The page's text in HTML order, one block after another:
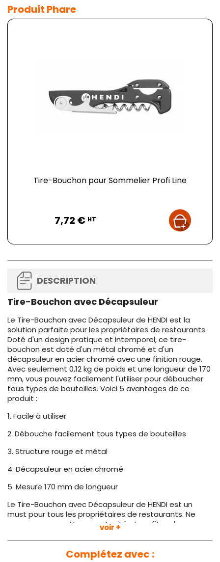
Produit Phare
Tire-Bouchon pour Sommelier Profi Line
7,72 € HT
DESCRIPTION
Tire-Bouchon avec Décapsuleur
Le Tire-Bouchon avec Décapsuleur de HENDI est la
solution parfaite pour les propriétaires de restaurants.
Doté d'un design pratique et intemporel, ce tire-
bouchon est doté d'un métal chromé et d'un
décapsuleur en acier chromé avec une finition rouge.
Avec seulement 0,12 kg de poids et une longueur de 170
mm, vous pouvez facilement l'utiliser pour déboucher
tous types de bouteilles. Voici 5 avantages de ce
produit :
1. Facile à utiliser
2. Débouche facilement tous types de bouteilles
3. Structure rouge et métal
4. Décapsuleur en acier chromé
5. Mesure 170 mm de longueur
Le Tire-Bouchon avec Décapsuleur de HENDI est un
must pour tous les propriétaires de restaurants. Ne
manquez pas cette opportunité et profitez de ce
avec facilité.
voir +
Complétez avec :